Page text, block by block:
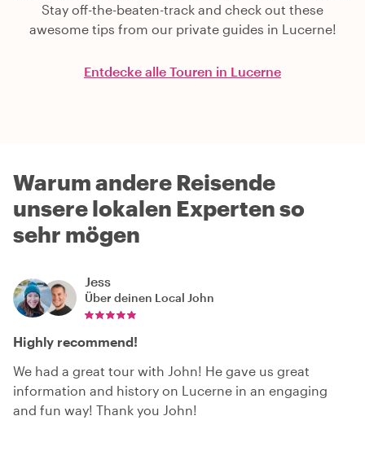
Stay off-the-beaten-track and check out these
awesome tips from our private guides in Lucerne!
Entdecke alle Touren in Lucerne
Warum andere Reisende
unsere lokalen Experten so
sehr mögen
Jess
Über deinen Local John
Highly recommend!
We had a great tour with John! He gave us great
information and history on Lucerne in an engaging
and fun way! Thank you John!